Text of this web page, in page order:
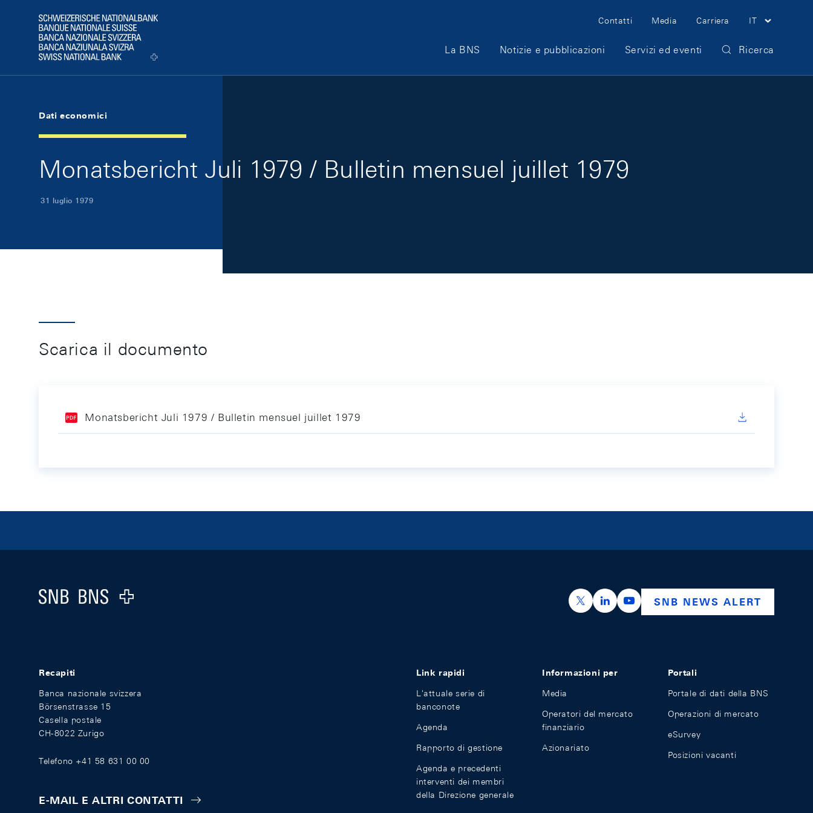
Logo
Meta Navigation
Contatti Media Carriera IT
Main Navigation
La BNS Notizie e pubblicazioni Servizi ed eventi Ricerca
Dati economici
Monatsbericht Juli 1979 / Bulletin mensuel juillet 1979
31 luglio 1979
Scarica il documento
Monatsbericht Juli 1979 / Bulletin mensuel juillet 1979
Logo
https://x.com/snb_bns
https://ch.linkedin.com/company/swiss-
https://www.youtube.com/
SNB NEWS ALERT
Recapiti
Banca nazionale svizzera
Börsenstrasse 15
Casella postale
CH-8022 Zurigo
Telefono +41 58 631 00 00
E-MAIL E ALTRI CONTATTI
Link rapidi
L'attuale serie di
banconote
Agenda
Rapporto di gestione
Agenda e precedenti
interventi dei membri
della Direzione generale
Informazioni per
Media
Operatori del mercato
finanziario
Azionariato
Portali
Portale di dati della BNS
Operazioni di mercato
eSurvey
Posizioni vacanti